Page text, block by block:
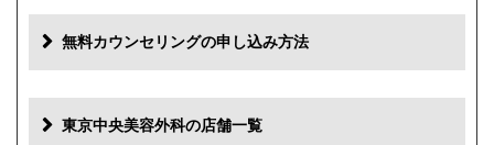
初診料 0円
再診料 0円
無料カウンセリングの申し込み方法
東京中央美容外科の店舗一覧